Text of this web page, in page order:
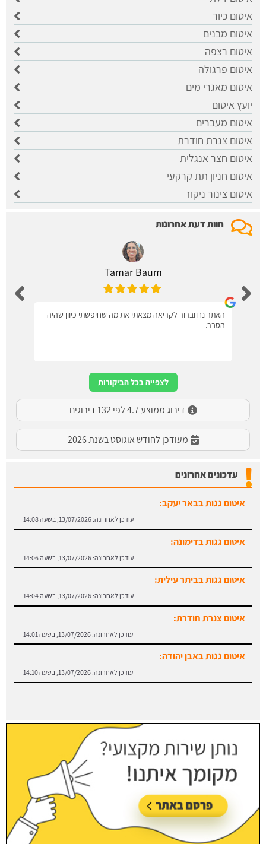
איטום כיור
איטום מבנים
איטום רצפה
איטום פרגולה
איטום מאגרי מים
יועץ איטום
איטום מעברים
איטום צנרת חודרת
איטום חצר אנגלית
איטום חניון תת קרקעי
איטום צינור ניקוז
חוות דעת אחרונות
Tamar Baum
האתר נח וברור לקריאה מצאתי את מה שחיפשתי כיוון שהיה
הסבר.
לצפייה בכל הביקורות
דירוג ממוצע 4.7 לפי 132 דירוגים
מעודכן לחודש אוגוסט בשנת 2026
עדכונים אחרונים
איטום גגות בבאר יעקב:
עודכן לאחרונה: 13/07/2026, בשעה 14:08
איטום גגות בדימונה:
עודכן לאחרונה: 13/07/2026, בשעה 14:06
איטום גגות בביתר עילית:
עודכן לאחרונה: 13/07/2026, בשעה 14:04
איטום צנרת חודרת:
עודכן לאחרונה: 13/07/2026, בשעה 14:01
איטום גגות באבן יהודה:
עודכן לאחרונה: 13/07/2026, בשעה 14:10